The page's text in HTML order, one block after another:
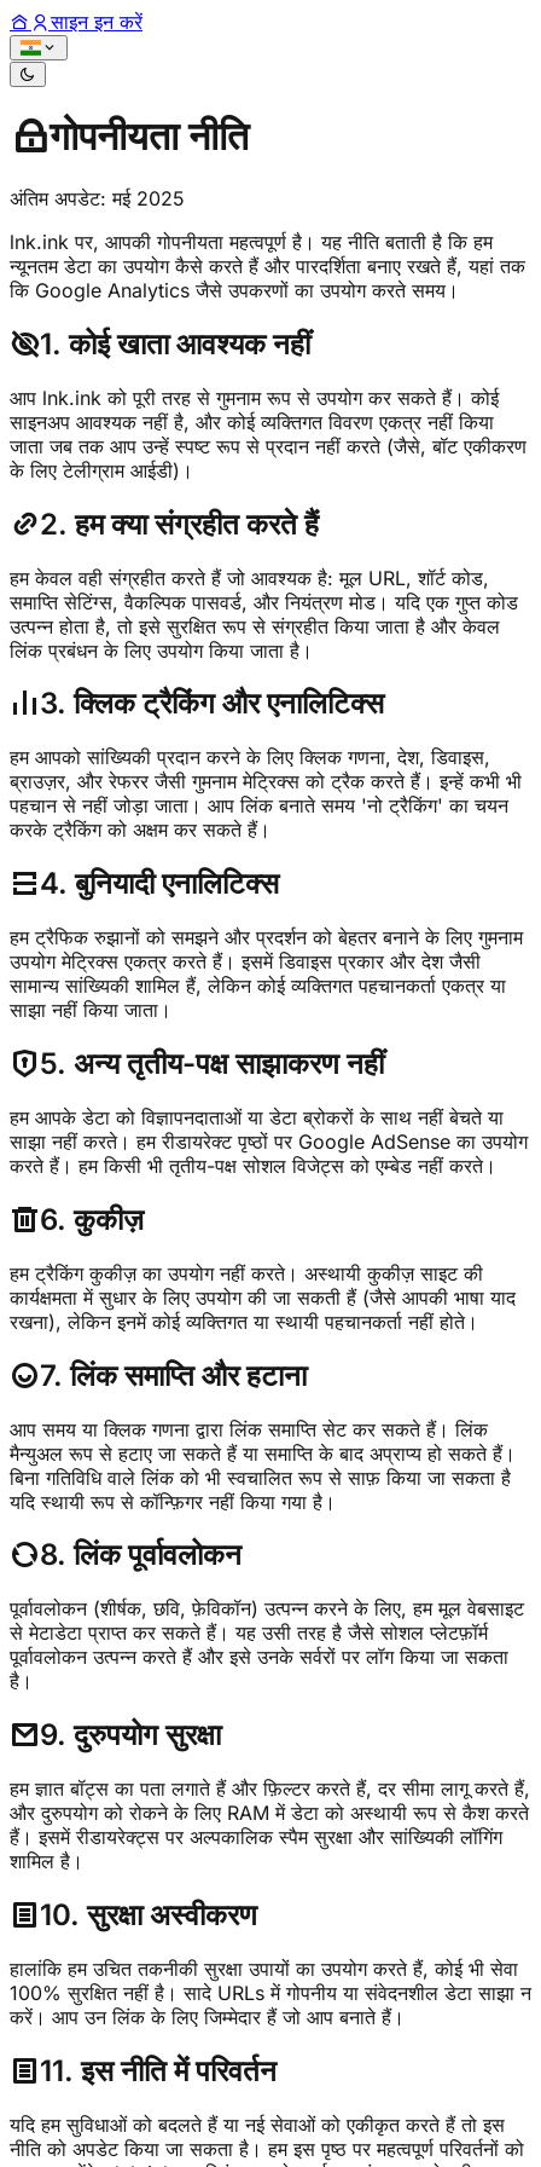
साइन इन करें
गोपनीयता नीति
अंतिम अपडेट: मई 2025
lnk.ink पर, आपकी गोपनीयता महत्वपूर्ण है। यह नीति बताती है कि हम
न्यूनतम डेटा का उपयोग कैसे करते हैं और पारदर्शिता बनाए रखते हैं, यहां तक
कि Google Analytics जैसे उपकरणों का उपयोग करते समय।
1. कोई खाता आवश्यक नहीं
आप lnk.ink को पूरी तरह से गुमनाम रूप से उपयोग कर सकते हैं। कोई
साइनअप आवश्यक नहीं है, और कोई व्यक्तिगत विवरण एकत्र नहीं किया
जाता जब तक आप उन्हें स्पष्ट रूप से प्रदान नहीं करते (जैसे, बॉट एकीकरण
के लिए टेलीग्राम आईडी)।
2. हम क्या संग्रहीत करते हैं
हम केवल वही संग्रहीत करते हैं जो आवश्यक है: मूल URL, शॉर्ट कोड,
समाप्ति सेटिंग्स, वैकल्पिक पासवर्ड, और नियंत्रण मोड। यदि एक गुप्त कोड
उत्पन्न होता है, तो इसे सुरक्षित रूप से संग्रहीत किया जाता है और केवल
लिंक प्रबंधन के लिए उपयोग किया जाता है।
3. क्लिक ट्रैकिंग और एनालिटिक्स
हम आपको सांख्यिकी प्रदान करने के लिए क्लिक गणना, देश, डिवाइस,
ब्राउज़र, और रेफरर जैसी गुमनाम मेट्रिक्स को ट्रैक करते हैं। इन्हें कभी भी
पहचान से नहीं जोड़ा जाता। आप लिंक बनाते समय 'नो ट्रैकिंग' का चयन
करके ट्रैकिंग को अक्षम कर सकते हैं।
4. बुनियादी एनालिटिक्स
हम ट्रैफिक रुझानों को समझने और प्रदर्शन को बेहतर बनाने के लिए गुमनाम
उपयोग मेट्रिक्स एकत्र करते हैं। इसमें डिवाइस प्रकार और देश जैसी
सामान्य सांख्यिकी शामिल हैं, लेकिन कोई व्यक्तिगत पहचानकर्ता एकत्र या
साझा नहीं किया जाता।
5. अन्य तृतीय-पक्ष साझाकरण नहीं
हम आपके डेटा को विज्ञापनदाताओं या डेटा ब्रोकरों के साथ नहीं बेचते या
साझा नहीं करते। हम रीडायरेक्ट पृष्ठों पर Google AdSense का उपयोग
करते हैं। हम किसी भी तृतीय-पक्ष सोशल विजेट्स को एम्बेड नहीं करते।
6. कुकीज़
हम ट्रैकिंग कुकीज़ का उपयोग नहीं करते। अस्थायी कुकीज़ साइट की
कार्यक्षमता में सुधार के लिए उपयोग की जा सकती हैं (जैसे आपकी भाषा याद
रखना), लेकिन इनमें कोई व्यक्तिगत या स्थायी पहचानकर्ता नहीं होते।
7. लिंक समाप्ति और हटाना
आप समय या क्लिक गणना द्वारा लिंक समाप्ति सेट कर सकते हैं। लिंक
मैन्युअल रूप से हटाए जा सकते हैं या समाप्ति के बाद अप्राप्य हो सकते हैं।
बिना गतिविधि वाले लिंक को भी स्वचालित रूप से साफ़ किया जा सकता है
यदि स्थायी रूप से कॉन्फ़िगर नहीं किया गया है।
8. लिंक पूर्वावलोकन
पूर्वावलोकन (शीर्षक, छवि, फ़ेविकॉन) उत्पन्न करने के लिए, हम मूल वेबसाइट
से मेटाडेटा प्राप्त कर सकते हैं। यह उसी तरह है जैसे सोशल प्लेटफ़ॉर्म
पूर्वावलोकन उत्पन्न करते हैं और इसे उनके सर्वरों पर लॉग किया जा सकता
है।
9. दुरुपयोग सुरक्षा
हम ज्ञात बॉट्स का पता लगाते हैं और फ़िल्टर करते हैं, दर सीमा लागू करते हैं,
और दुरुपयोग को रोकने के लिए RAM में डेटा को अस्थायी रूप से कैश करते
हैं। इसमें रीडायरेक्ट्स पर अल्पकालिक स्पैम सुरक्षा और सांख्यिकी लॉगिंग
शामिल है।
10. सुरक्षा अस्वीकरण
हालांकि हम उचित तकनीकी सुरक्षा उपायों का उपयोग करते हैं, कोई भी सेवा
100% सुरक्षित नहीं है। सादे URLs में गोपनीय या संवेदनशील डेटा साझा न
करें। आप उन लिंक के लिए जिम्मेदार हैं जो आप बनाते हैं।
11. इस नीति में परिवर्तन
यदि हम सुविधाओं को बदलते हैं या नई सेवाओं को एकीकृत करते हैं तो इस
नीति को अपडेट किया जा सकता है। हम इस पृष्ठ पर महत्वपूर्ण परिवर्तनों को